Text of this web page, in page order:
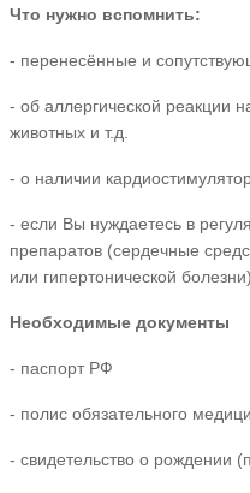
Что нужно вспомнить:
- перенесённые и
- об аллергической реакции
животных и т.д.
- о наличии
- если Вы нуждаетесь в
препаратов (сердечные
или гипертонической
Необходимые документы
- паспорт РФ
- полис обязательного
- свидетельство о рождении